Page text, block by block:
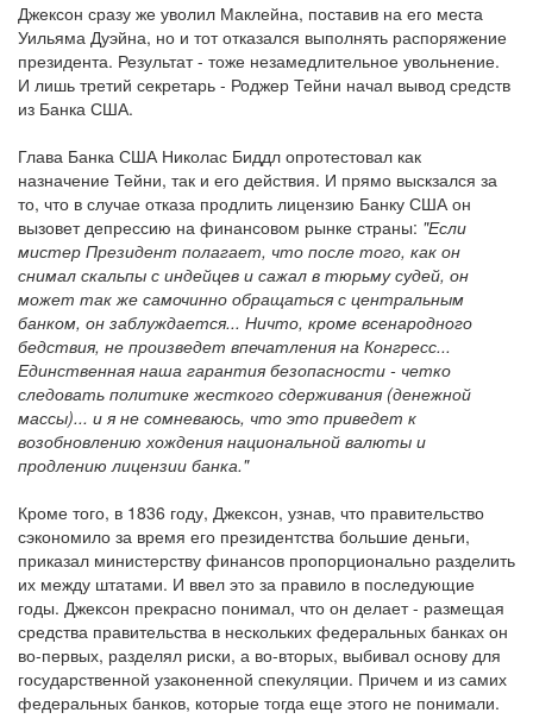
Джексон сразу же уволил Маклейна, поставив на его места
Уильяма Дуэйна, но и тот отказался выполнять распоряжение
президента. Результат - тоже незамедлительное увольнение.
И лишь третий секретарь - Роджер Тейни начал вывод средств
из Банка США.
Глава Банка США Николас Биддл опротестовал как
назначение Тейни, так и его действия. И прямо выскзался за
то, что в случае отказа продлить лицензию Банку США он
вызовет депрессию на финансовом рынке страны: "Если
мистер Президент полагает, что после того, как он
снимал скальпы с индейцев и сажал в тюрьму судей, он
может так же самочинно обращаться с центральным
банком, он заблуждается... Ничто, кроме всенародного
бедствия, не произведет впечатления на Конгресс...
Единственная наша гарантия безопасности - четко
следовать политике жесткого сдерживания (денежной
массы)... и я не сомневаюсь, что это приведет к
возобновлению хождения национальной валюты и
продлению лицензии банка."
Кроме того, в 1836 году, Джексон, узнав, что правительство
сэкономило за время его президентства большие деньги,
приказал министерству финансов пропорционально разделить
их между штатами. И ввел это за правило в последующие
годы. Джексон прекрасно понимал, что он делает - размещая
средства правительства в нескольких федеральных банках он
во-первых, разделял риски, а во-вторых, выбивал основу для
государственной узаконенной спекуляции. Причем и из самих
федеральных банков, которые тогда еще этого не понимали.